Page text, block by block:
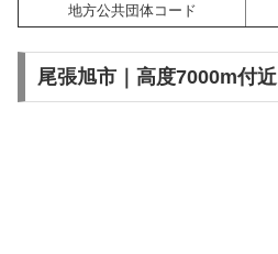
地方公共団体コード
尾張旭市｜高度7000m付近